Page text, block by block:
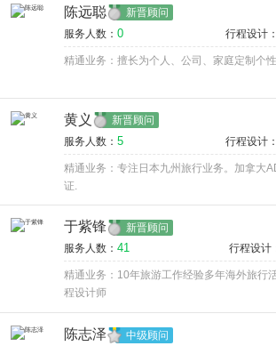
陈远聪 新晋顾问
服务人数： 0 行程设计：
精通业务：擅长为个人、公司、家庭定制个
黄义 新晋顾问
服务人数： 5 行程设计：
精通业务：专注日本九州旅行业务。加拿大
证.
于紫锋 新晋顾问
服务人数： 41 行程设计
精通业务：10年旅游工作经验多年海外旅行
程设计师
陈志泽 中级顾问